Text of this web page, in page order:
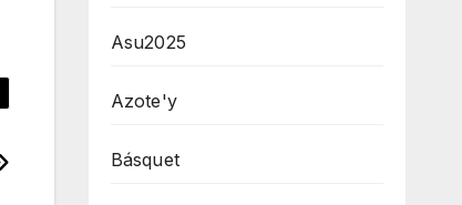
Asu2025
Azote'y
Básquet